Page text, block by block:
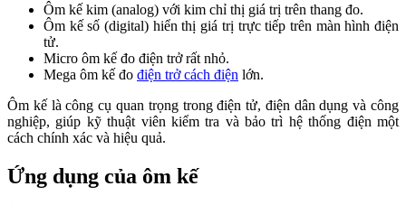
Ôm kế kim (analog) với kim chỉ thị giá trị trên thang đo.
Ôm kế số (digital) hiển thị giá trị trực tiếp trên màn hình điện
tử.
Micro ôm kế đo điện trở rất nhỏ.
Mega ôm kế đo điện trở cách điện lớn.
Ôm kế là công cụ quan trọng trong điện tử, điện dân dụng và công
nghiệp, giúp kỹ thuật viên kiểm tra và bảo trì hệ thống điện một
cách chính xác và hiệu quả.
Ứng dụng của ôm kế